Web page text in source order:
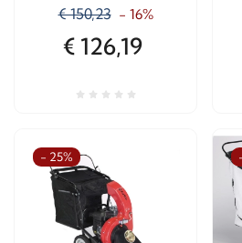
€ 150,23 - 16%
€ 126,19
- 25%